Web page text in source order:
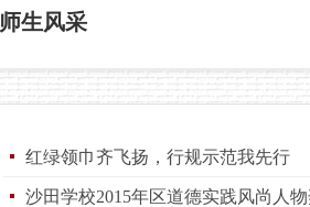
师生风采
红绿领巾齐飞扬，行规示范我先行
沙田学校2015年区道德实践风尚人